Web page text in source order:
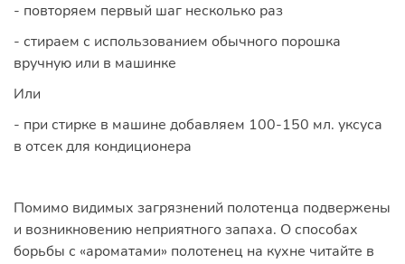
- повторяем первый шаг несколько раз
- стираем с использованием обычного порошка
вручную или в машинке
Или
- при стирке в машине добавляем 100-150 мл. уксуса
в отсек для кондиционера
Помимо видимых загрязнений полотенца подвержены
и возникновению неприятного запаха. О способах
борьбы с «ароматами» полотенец на кухне читайте в